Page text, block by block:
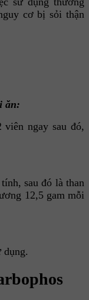
cơ bị sỏi thận
ăn:
ngay sau đó,
sau đó là than
12,5 gam mỗi
dụng.